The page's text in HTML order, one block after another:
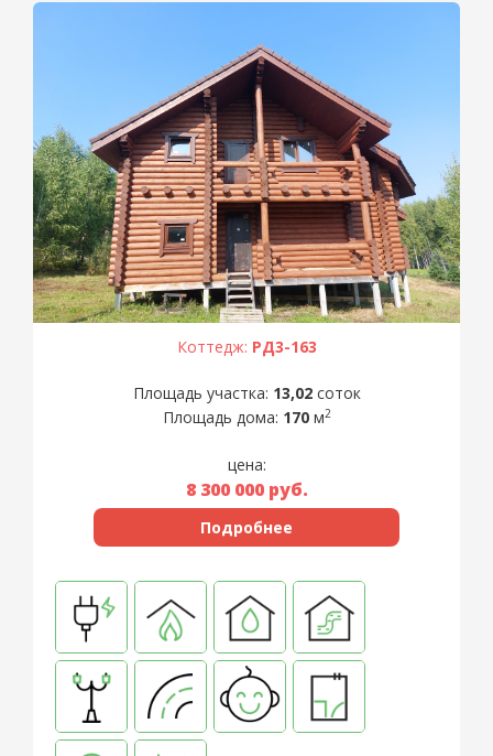
Коттедж: РД3-163
Площадь участка: 13,02соток
Площадь дома: 170м2
цена:
8 300 000руб.
Подробнее